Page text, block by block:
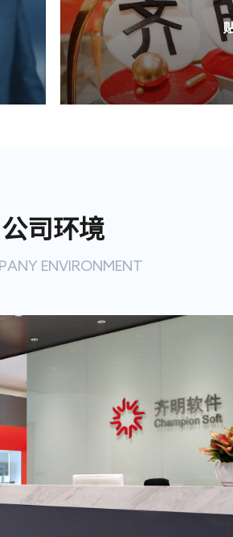
，不
励员
公司环境
ENVIRONMENT